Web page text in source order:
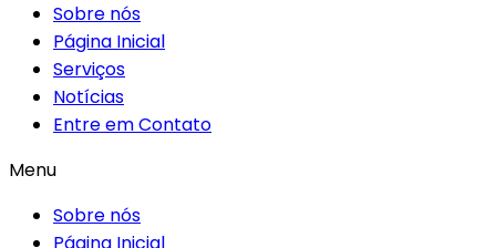
Sobre nós
Página Inicial
Serviços
Notícias
Entre em Contato
Menu
Sobre nós